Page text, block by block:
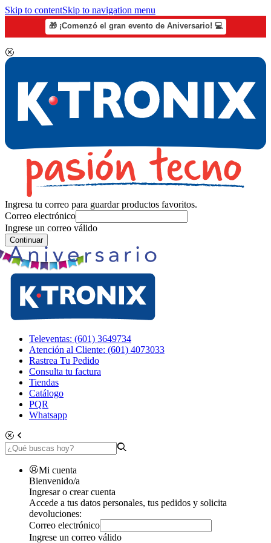
Skip to contentSkip to navigation menu
🎁 ¡Comenzó el gran evento de Aniversario! 💻
Ingresa tu correo para guardar productos favoritos.
Correo electrónico
Ingrese un correo válido
Continuar
Televentas: (601) 3649734
Atención al Cliente: (601) 4073033
Rastrea Tu Pedido
Consulta tu factura
Tiendas
Catálogo
PQR
Whatsapp
Mi cuenta
Bienvenido/a
Ingresar o crear cuenta
Accede a tus datos personales, tus pedidos y solicita
devoluciones:
Correo electrónico
Ingrese un correo válido